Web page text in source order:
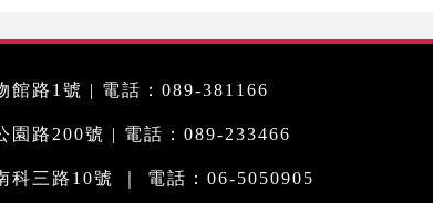
館路1號 | 電話：089-381166
園路200號 | 電話：089-233466
科三路10號 ｜ 電話：06-5050905